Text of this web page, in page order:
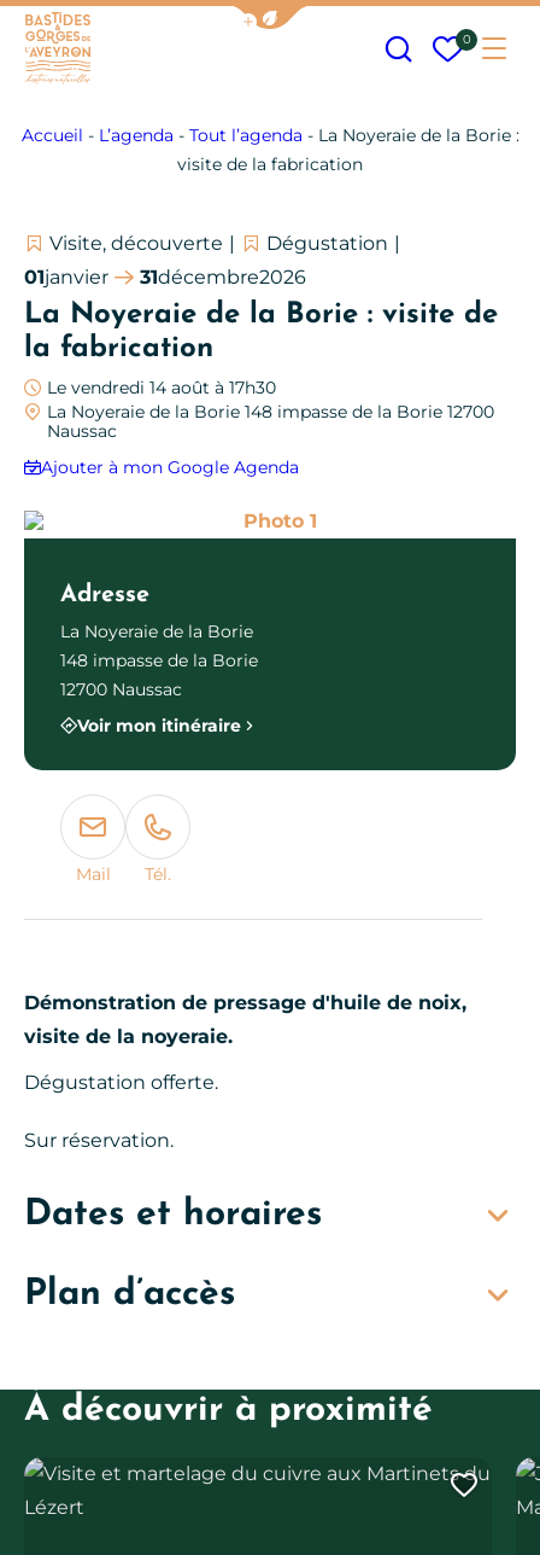
Afficher la barre de navigation
Mes
0
Accueil - L’agenda - Tout l’agenda - La Noyeraie de la Borie :
visite de la fabrication
Visite, découverte
Dégustation
01janvier 31décembre2026
La Noyeraie de la Borie : visite de
la fabrication
Le vendredi 14 août à 17h30
La Noyeraie de la Borie 148 impasse de la Borie 12700
Naussac
Ajouter à mon Google Agenda
Démonstration de pressage d'huile de noix,
visite de la noyeraie.
Dégustation offerte.
Sur réservation.
Dates et horaires
Plan d’accès
Photo 1
Adresse
La Noyeraie de la Borie
148 impasse de la Borie
12700 Naussac
Voir mon itinéraire
Mail Tél.
À découvrir à proximité
Visite et martelage du cuivre aux Martinets du Lézert